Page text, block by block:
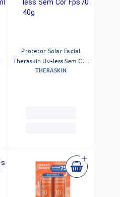
Protetor Solar Facial
Theraskin Uv-less Sem Cor
Fps70 40g
THERASKIN